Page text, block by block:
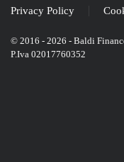
Privacy Policy
© 2016 - 2026 - Baldi
P.Iva 02017760352